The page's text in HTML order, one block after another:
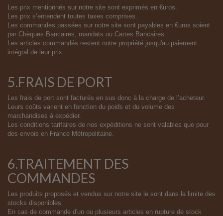
Les prix mentionnés sur notre site sont exprimés en €uros.
Les prix s’entendent toutes taxes comprises.
Les commandes passées sur notre site sont payables en €uros soient
par Chèques Bancaires, mandats ou Cartes Bancaires.
Les articles commandés restent notre propriété jusqu'au paiement
intégral de leur prix.
5.FRAIS DE PORT
Les frais de port sont facturés en sus donc à la charge de l’acheteur.
Leurs coûts varient en fonction du poids et du volume des
marchandises à expédier.
Les conditions tarifaires de nos expéditions ne sont valables que pour
des envois en France Métropolitaine.
6.TRAITEMENT DES
COMMANDES
Les produits proposés et vendus sur notre site le sont dans la limite des
stocks disponibles.
En cas de commande d'un ou plusieurs articles en rupture de stock